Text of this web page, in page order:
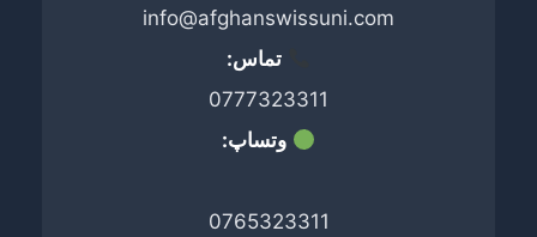
info@afghanswissuni.com
تماس:
0777323311
وتساپ:
0765323311